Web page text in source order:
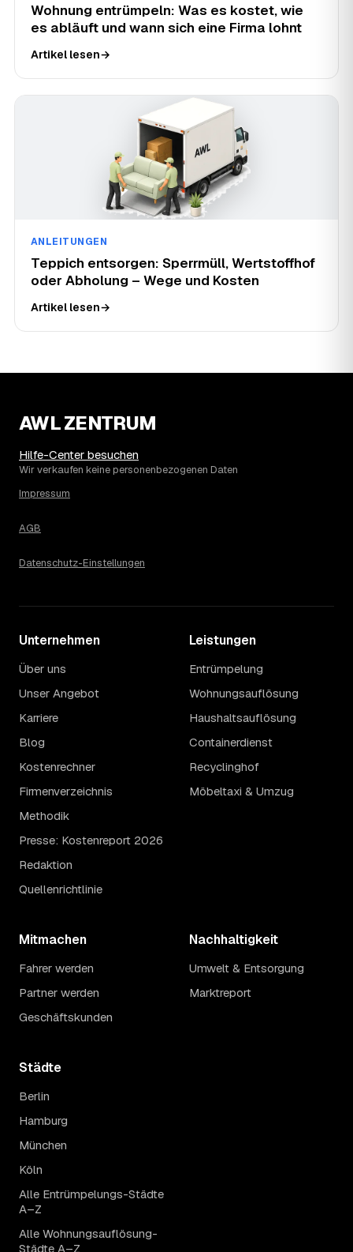
Wohnung entrümpeln: Was es kostet, wie
es abläuft und wann sich eine Firma lohnt
Artikel lesen→
ANLEITUNGEN
Teppich entsorgen: Sperrmüll, Wertstoffhof
oder Abholung – Wege und Kosten
Artikel lesen→
AWL ZENTRUM
Hilfe-Center besuchen
Wir verkaufen keine personenbezogenen Daten
Impressum
AGB
Datenschutz-Einstellungen
Unternehmen
Über uns
Unser Angebot
Karriere
Blog
Kostenrechner
Firmenverzeichnis
Methodik
Presse: Kostenreport 2026
Redaktion
Quellenrichtlinie
Leistungen
Entrümpelung
Wohnungsauflösung
Haushaltsauflösung
Containerdienst
Recyclinghof
Möbeltaxi & Umzug
Mitmachen
Fahrer werden
Partner werden
Geschäftskunden
Nachhaltigkeit
Umwelt & Entsorgung
Marktreport
Städte
Berlin
Hamburg
München
Köln
Alle Entrümpelungs-Städte
A–Z
Alle Wohnungsauflösung-
Städte A–Z